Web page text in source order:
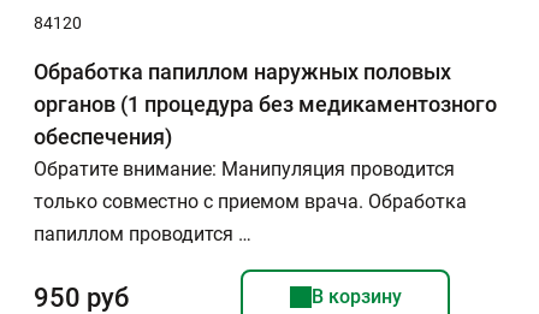
84120
Обработка папиллом наружных половых
органов (1 процедура без медикаментозного
обеспечения)
Обратите внимание: Манипуляция проводится
только совместно с приемом врача. Обработка
папиллом проводится …
950 руб В корзину